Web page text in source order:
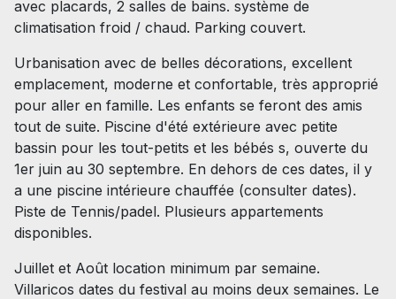
avec placards, 2 salles de bains. système de
climatisation froid / chaud. Parking couvert.
Urbanisation avec de belles décorations, excellent
emplacement, moderne et confortable, très approprié
pour aller en famille. Les enfants se feront des amis
tout de suite. Piscine d'été extérieure avec petite
bassin pour les tout-petits et les bébés s, ouverte du
1er juin au 30 septembre. En dehors de ces dates, il y
a une piscine intérieure chauffée (consulter dates).
Piste de Tennis/padel. Plusieurs appartements
disponibles.
Juillet et Août location minimum par semaine.
Villaricos dates du festival au moins deux semaines. Le